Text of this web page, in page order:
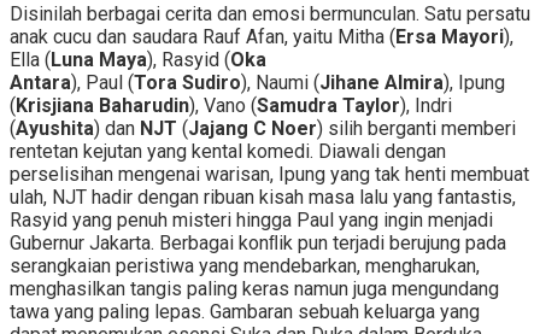
Disinilah berbagai cerita dan emosi bermunculan. Satu persatu
anak cucu dan saudara Rauf Afan, yaitu Mitha (Ersa Mayori),
Ella (Luna Maya), Rasyid (Oka
Antara), Paul (Tora Sudiro), Naumi (Jihane Almira), Ipung
(Krisjiana Baharudin), Vano (Samudra Taylor), Indri
(Ayushita) dan NJT (Jajang C Noer) silih berganti memberi
rentetan kejutan yang kental komedi. Diawali dengan
perselisihan mengenai warisan, Ipung yang tak henti membuat
ulah, NJT hadir dengan ribuan kisah masa lalu yang fantastis,
Rasyid yang penuh misteri hingga Paul yang ingin menjadi
Gubernur Jakarta. Berbagai konﬂik pun terjadi berujung pada
serangkaian peristiwa yang mendebarkan, mengharukan,
menghasilkan tangis paling keras namun juga mengundang
tawa yang paling lepas. Gambaran sebuah keluarga yang